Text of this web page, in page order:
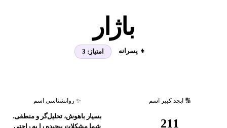
باژار
👦 پسرانه امتیاز: 3
🔢 ابجد کبیر اسم
211
✨ روانشناسی اسم
بسیار باهوش، تحلیل‌گر و منطقی.
شما مشکلات پیچیده را به راحتی